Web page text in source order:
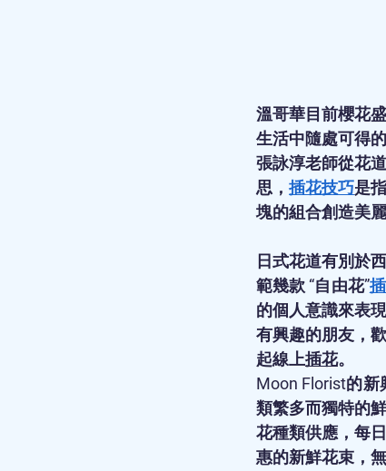
溫哥華目前櫻花
生活中隨處可得
張詠淳老師從花
思，插花技巧是
塊的組合創造美
日式花道有別於
範幾款 “自由花”
的個人意識來表
有興趣的朋友，
起線上插花。
Moon Florist的
類繁多而獨特的
花種類供應，每
惠的新鮮花束，